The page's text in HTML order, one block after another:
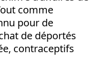
comme
pour de
de déportés
contraceptifs